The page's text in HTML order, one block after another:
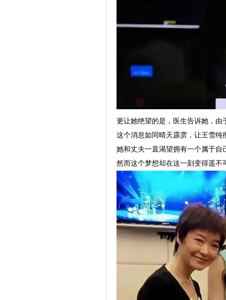
更让她绝望的是，医生告诉她，
这个消息如同晴天霹雳，让王雪纯
她和丈夫一直渴望拥有一个属于
然而这个梦想却在这一刻变得遥不